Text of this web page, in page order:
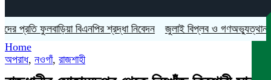
ফুলবাড়িয়া বিএনপির শ্রদ্ধা নিবেদন জুলাই বিপ্লব ও গণঅভ্যুত্থান দিবস
Home
অপরাধ, নওগাঁ, রাজশাহী